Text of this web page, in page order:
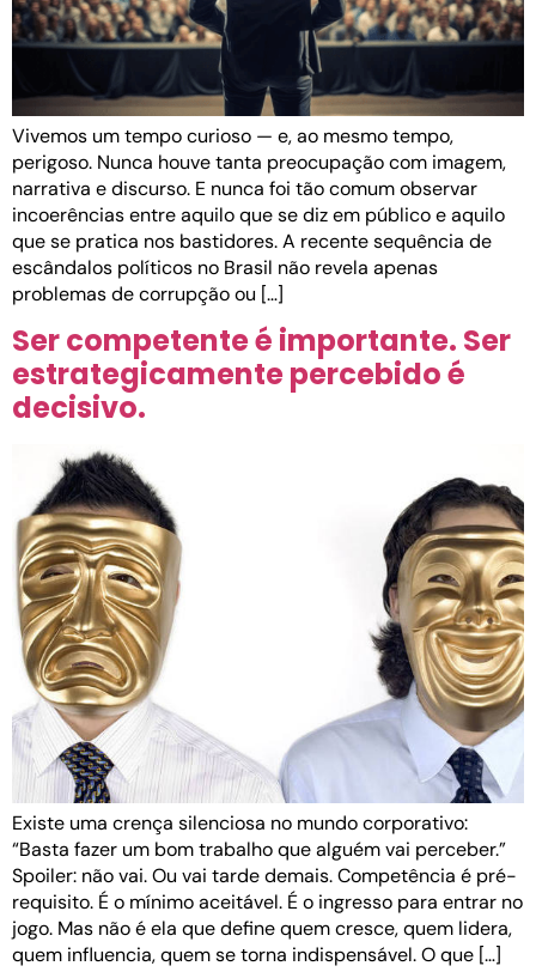
Vivemos um tempo curioso — e, ao mesmo tempo,
perigoso. Nunca houve tanta preocupação com imagem,
narrativa e discurso. E nunca foi tão comum observar
incoerências entre aquilo que se diz em público e aquilo
que se pratica nos bastidores. A recente sequência de
escândalos políticos no Brasil não revela apenas
problemas de corrupção ou […]
Ser competente é importante. Ser
estrategicamente percebido é
decisivo.
Existe uma crença silenciosa no mundo corporativo:
“Basta fazer um bom trabalho que alguém vai perceber.”
Spoiler: não vai. Ou vai tarde demais. Competência é pré-
requisito. É o mínimo aceitável. É o ingresso para entrar no
jogo. Mas não é ela que define quem cresce, quem lidera,
quem influencia, quem se torna indispensável. O que […]